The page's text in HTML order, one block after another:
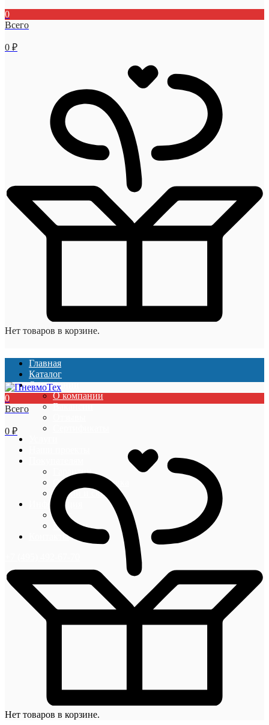
0
Всего
0 ₽
Нет товаров в корзине.
Главная
Каталог
О компании
О компании
Вакансии
Гарантии
Оплата и доставка
Акции и скидки
Информация
Блог
Новости
Контакты
0
Всего
0 ₽
Нет товаров в корзине.